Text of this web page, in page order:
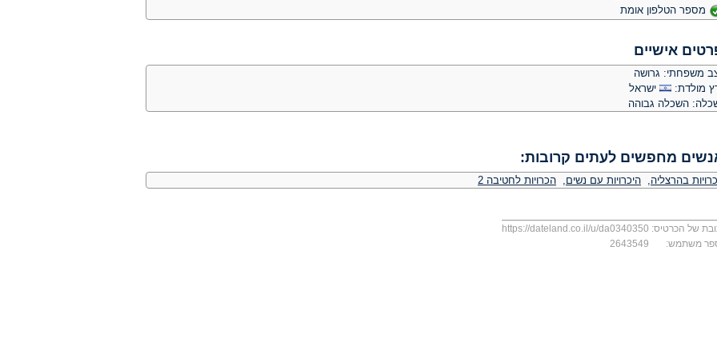
מספר הטלפון אומת
אישיים
משפחתי: גרושה
מולדת:
ישראל
השכלה גבוהה
מחפשים לעתים קרובות:
בהרצליה, היכרויות עם נשים, הכרויות לחטיבה 2
של הכרטיס: https://dateland.co.il/u/da0340350
משתמש:
2643549